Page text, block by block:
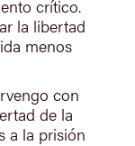
crítico.
la libertad
menos
con
de la
a la prisión